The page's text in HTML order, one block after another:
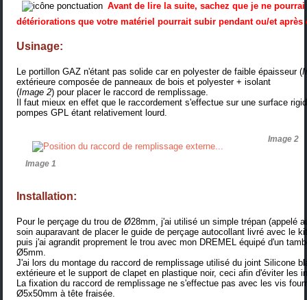
Avant de lire la suite, sachez que je ne
détériorations que votre matériel pourrait subir pendant ou/et
Usinage:
Le portillon GAZ n'étant pas solide car en polyester de faible épaisseur (
extérieure composée de panneaux de bois et polyester + isolant
(Image 2) pour placer le raccord de remplissage.
Il faut mieux en effet que le raccordement s'effectue sur une surface
pompes GPL étant relativement lourd.
Image 1
Image 2
Installation:
Pour le perçage du trou de Ø28mm, j'ai utilisé un simple trépan (appelé
soin auparavant de placer le guide de perçage autocollant livré avec le
puis j'ai agrandit proprement le trou avec mon DREMEL équipé d'un
Ø5mm.
J'ai lors du montage du raccord de remplissage utilisé du joint Silicone
extérieure et le support de clapet en plastique noir, ceci afin d'éviter les
La fixation du raccord de remplissage ne s'effectue pas avec les vis
Ø5x50mm à tête fraisée.